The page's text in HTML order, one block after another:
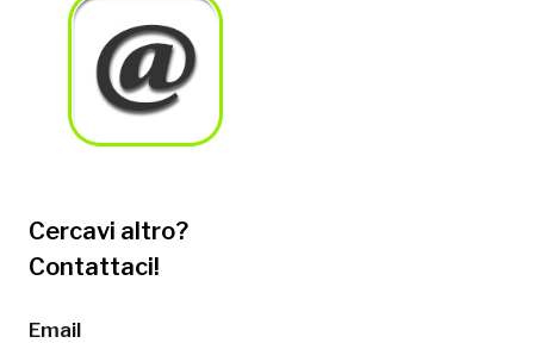
Cercavi altro?
Contattaci!
Email